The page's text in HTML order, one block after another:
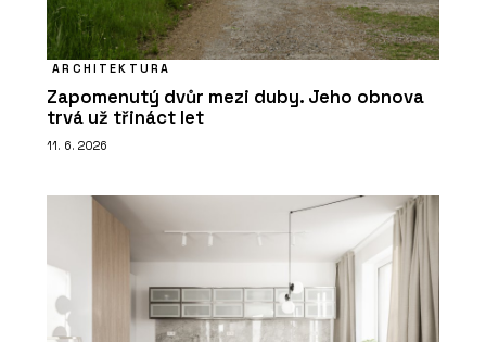
ARCHITEKTURA
Zapomenutý dvůr mezi duby. Jeho obnova
trvá už třináct let
11. 6. 2026